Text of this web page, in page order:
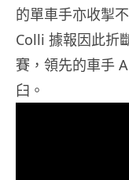
的單車手亦收掣
Colli 據報因此折
賽，領先的車手
臼。